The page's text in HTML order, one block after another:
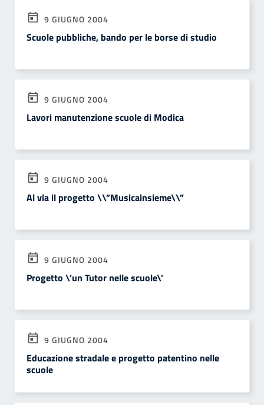
9 GIUGNO 2004
Scuole pubbliche, bando per le borse di studio
9 GIUGNO 2004
Lavori manutenzione scuole di Modica
9 GIUGNO 2004
Al via il progetto \\”Musicainsieme\\”
9 GIUGNO 2004
Progetto \’un Tutor nelle scuole\’
9 GIUGNO 2004
Educazione stradale e progetto patentino nelle
scuole